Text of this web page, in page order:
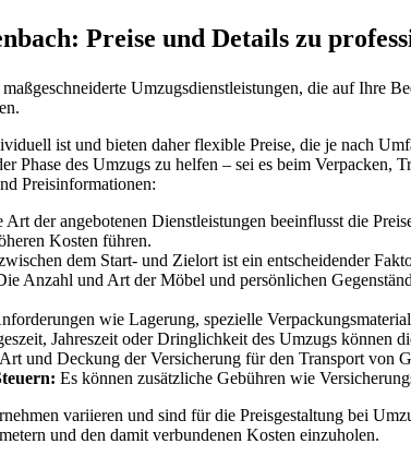
Preise und Details zu
Umzugsdienstleistungen, die auf Ihre
ist und bieten daher flexible Preise, die je nach
Phase des Umzugs zu helfen – sei es beim
Preisinformationen:
Art der angebotenen Dienstleistungen beeinflusst die
Kosten führen.
dem Start- und Zielort ist ein entscheidender
Anzahl und Art der Möbel und persönlichen
wie Lagerung, spezielle
Jahreszeit oder Dringlichkeit des Umzugs können
und Deckung der Versicherung für den Transport von
Es können zusätzliche Gebühren wie
variieren und sind für die Preisgestaltung bei
und den damit verbundenen Kosten einzuholen.